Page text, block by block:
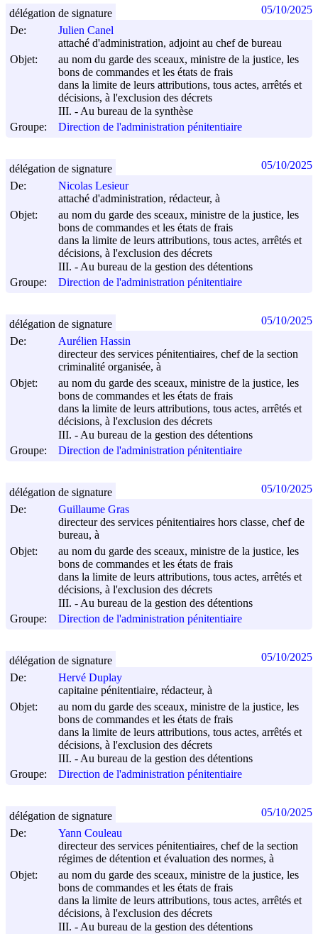
De:
Julien Canel
attaché d'administration, adjoint au chef de bureau
Objet:
au nom du garde des sceaux, ministre de la justice, les
bons de commandes et les états de frais
dans la limite de leurs attributions, tous actes, arrêtés et
décisions, à l'exclusion des décrets
III. - Au bureau de la synthèse
Groupe:
Direction de l'administration pénitentiaire
délégation de signature 05/10/2025
De:
Nicolas Lesieur
attaché d'administration, rédacteur, à
Objet:
au nom du garde des sceaux, ministre de la justice, les
bons de commandes et les états de frais
dans la limite de leurs attributions, tous actes, arrêtés et
décisions, à l'exclusion des décrets
III. - Au bureau de la gestion des détentions
Groupe:
Direction de l'administration pénitentiaire
délégation de signature 05/10/2025
De:
Aurélien Hassin
directeur des services pénitentiaires, chef de la section
criminalité organisée, à
Objet:
au nom du garde des sceaux, ministre de la justice, les
bons de commandes et les états de frais
dans la limite de leurs attributions, tous actes, arrêtés et
décisions, à l'exclusion des décrets
III. - Au bureau de la gestion des détentions
Groupe:
Direction de l'administration pénitentiaire
délégation de signature 05/10/2025
De:
Guillaume Gras
directeur des services pénitentiaires hors classe, chef de
bureau, à
Objet:
au nom du garde des sceaux, ministre de la justice, les
bons de commandes et les états de frais
dans la limite de leurs attributions, tous actes, arrêtés et
décisions, à l'exclusion des décrets
III. - Au bureau de la gestion des détentions
Groupe:
Direction de l'administration pénitentiaire
délégation de signature 05/10/2025
De:
Hervé Duplay
capitaine pénitentiaire, rédacteur, à
Objet:
au nom du garde des sceaux, ministre de la justice, les
bons de commandes et les états de frais
dans la limite de leurs attributions, tous actes, arrêtés et
décisions, à l'exclusion des décrets
III. - Au bureau de la gestion des détentions
Groupe:
Direction de l'administration pénitentiaire
délégation de signature 05/10/2025
De:
Yann Couleau
directeur des services pénitentiaires, chef de la section
régimes de détention et évaluation des normes, à
Objet:
au nom du garde des sceaux, ministre de la justice, les
bons de commandes et les états de frais
dans la limite de leurs attributions, tous actes, arrêtés et
décisions, à l'exclusion des décrets
III. - Au bureau de la gestion des détentions
délégation de signature 05/10/2025